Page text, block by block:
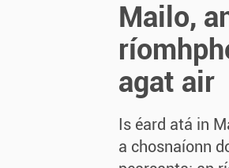
Mailo,
agat air
Is éard atá in
a chosnaíonn